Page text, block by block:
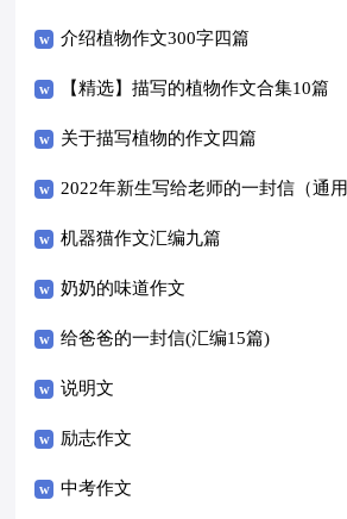
介绍植物作文300字四篇
【精选】描写的植物作文合集10篇
关于描写植物的作文四篇
2022年新生写给老师的一封信（通用
8篇）
机器猫作文汇编九篇
奶奶的味道作文
给爸爸的一封信(汇编15篇)
说明文
励志作文
中考作文